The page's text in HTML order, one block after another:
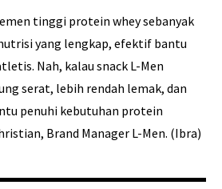
tinggi protein whey sebanyak
yang lengkap, efektif bantu
Nah, kalau snack L-Men
serat, lebih rendah lemak, dan
penuhi kebutuhan protein
Brand Manager L-Men. (Ibra)